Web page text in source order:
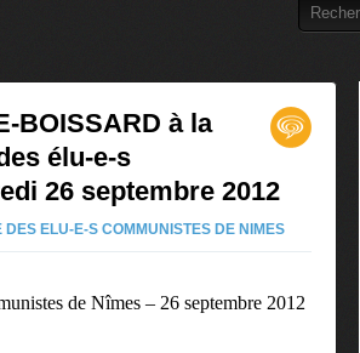
BOISSARD à la
élu-e-s
26 septembre 2012
DES ELU-E-S COMMUNISTES DE NIMES
de Nîmes – 26 septembre 2012